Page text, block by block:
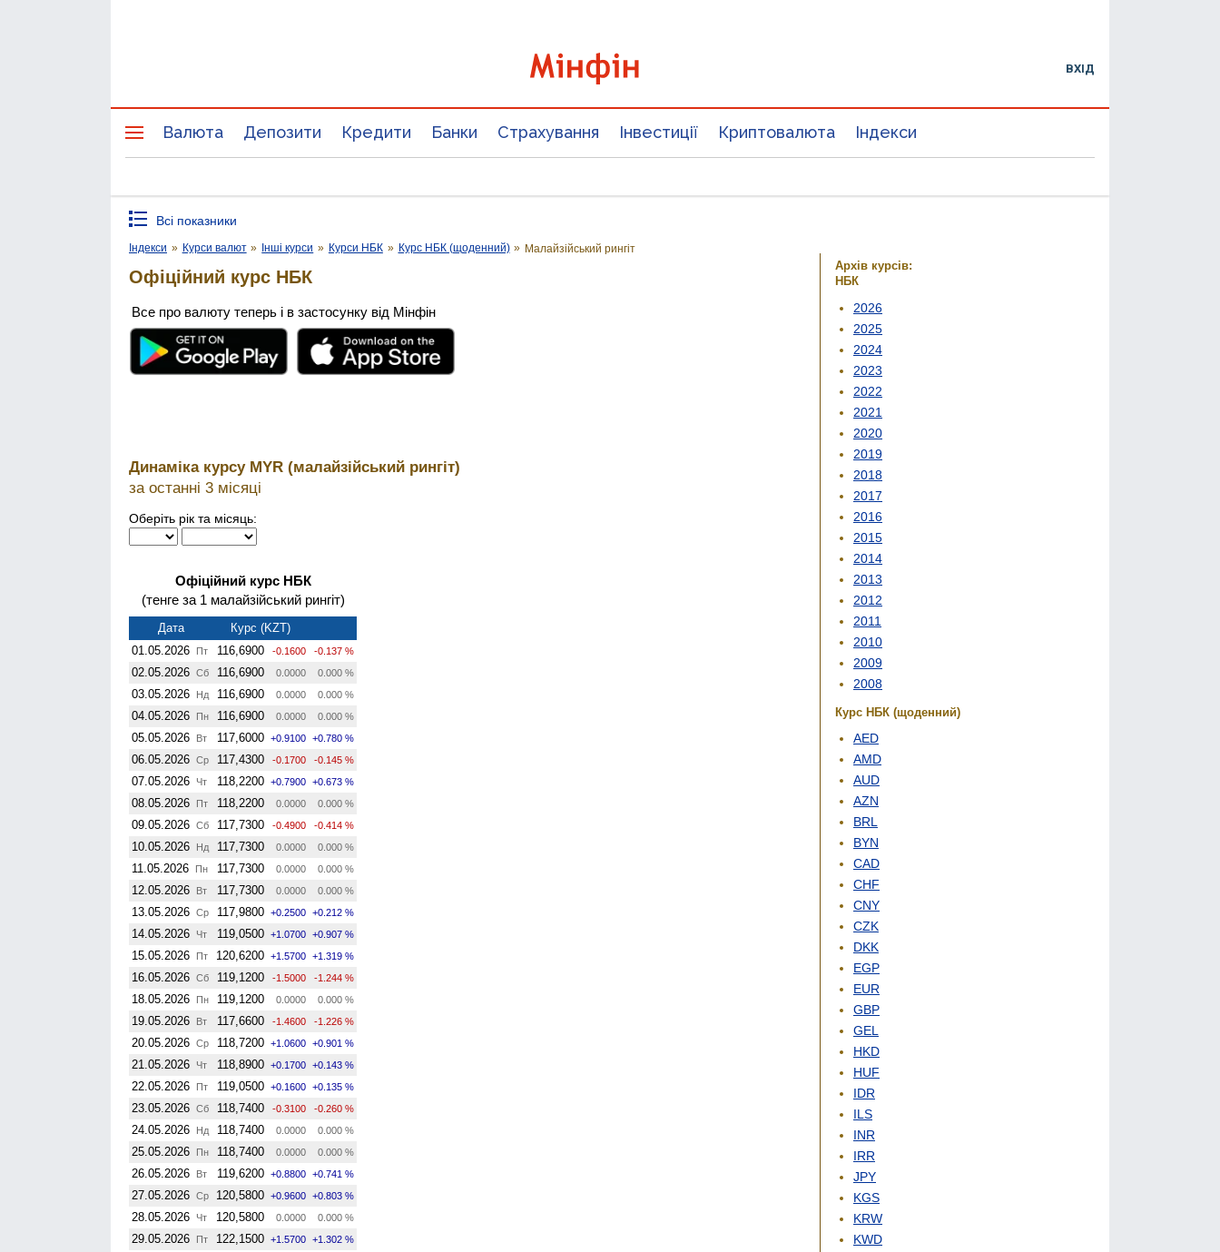
ВХІД
Валюта Депозити Кредити Банки Страхування Інвестиції Криптовалюта Індекси
Всі показники
Індекси » Курси валют » Інші курси » Курси НБК » Курс НБК (щоденний) » Малайзійський рингіт
Офіційний курс НБК
Все про валюту теперь і в застосунку від Мінфін
Динаміка курсу MYR (малайзійський рингіт)
за останні 3 місяці
Оберіть рік та місяць:
Офіційний курс НБК
(тенге за 1 малайзійський рингіт)
Дата
Курс (KZT)
01.05.2026
Пт 116,6900 -0.1600 -0.137 %
02.05.2026 Сб 116,6900 0.0000 0.000 %
03.05.2026 Нд 116,6900 0.0000 0.000 %
04.05.2026 Пн 116,6900 0.0000 0.000 %
05.05.2026 Вт 117,6000 +0.9100 +0.780 %
06.05.2026 Ср 117,4300 -0.1700 -0.145 %
07.05.2026 Чт 118,2200 +0.7900 +0.673 %
08.05.2026 Пт 118,2200 0.0000 0.000 %
09.05.2026 Сб 117,7300 -0.4900 -0.414 %
10.05.2026 Нд 117,7300 0.0000 0.000 %
11.05.2026 Пн 117,7300 0.0000 0.000 %
12.05.2026 Вт 117,7300 0.0000 0.000 %
13.05.2026 Ср 117,9800 +0.2500 +0.212 %
14.05.2026 Чт 119,0500 +1.0700 +0.907 %
15.05.2026 Пт 120,6200 +1.5700 +1.319 %
16.05.2026 Сб 119,1200 -1.5000 -1.244 %
18.05.2026 Пн 119,1200 0.0000 0.000 %
19.05.2026 Вт 117,6600 -1.4600 -1.226 %
20.05.2026 Ср 118,7200 +1.0600 +0.901 %
21.05.2026 Чт 118,8900 +0.1700 +0.143 %
22.05.2026 Пт 119,0500 +0.1600 +0.135 %
23.05.2026 Сб 118,7400 -0.3100 -0.260 %
24.05.2026 Нд 118,7400 0.0000 0.000 %
25.05.2026 Пн 118,7400 0.0000 0.000 %
26.05.2026 Вт 119,6200 +0.8800 +0.741 %
27.05.2026 Ср 120,5800 +0.9600 +0.803 %
28.05.2026 Чт 120,5800 0.0000 0.000 %
29.05.2026 Пт 122,1500 +1.5700 +1.302 %
Архів курсів:
НБК
2026
2025
2024
2023
2022
2021
2020
2019
2018
2017
2016
2015
2014
2013
2012
2011
2010
2009
2008
Курс НБК (щоденний)
AED
AMD
AUD
AZN
BRL
BYN
CAD
CHF
CNY
CZK
DKK
EGP
EUR
GBP
GEL
HKD
HUF
IDR
ILS
INR
IRR
JPY
KGS
KRW
KWD